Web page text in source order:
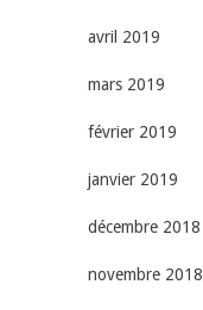
avril 2019
mars 2019
février 2019
janvier 2019
décembre 2018
novembre 2018